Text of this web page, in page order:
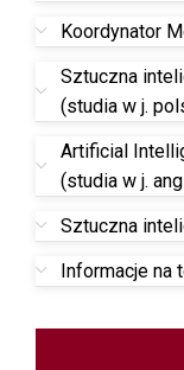
Koordynator
Sztuczna
(studia w j.
Artificial
(studia w j.
Sztuczna
Informacje na